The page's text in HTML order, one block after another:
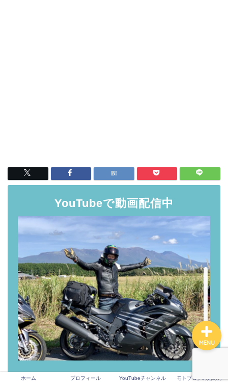
YouTubeで動画配信中
YouTubeにてバイクに乗りたくなる動画を配信
ホーム プロフィール YouTubeチャンネル モトブログの始め方
MENU
ホーム
プロフィール
YouTubeチャンネル
モトブログの始め方